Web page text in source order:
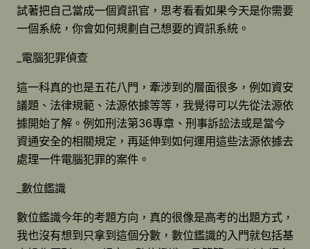
試著把自己當成一個資訊官，思考看看如果今天是你需要
一個系統，你會如何規劃自己想要的資訊系統。
_電腦犯罪偵查
這一科真的也是五花八門，牽涉到的層面很多，例如資安
議題、法律規範、法源依據等等，我覺得可以先從法源依
據開始了解。例如刑法第36專章、刑事訴訟法或是當今
資通安全的相關規定，再延伸到如何運用這些法源依據去
處理一件電腦犯罪的案件。
_數位鑑識
數位鑑識今年的考題方向，真的很像是高考的出題方式，
我也沒有想到只拿到這個分數，數位鑑識的入門就包括基